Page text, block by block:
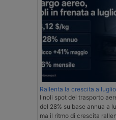
Rallenta la crescita a
I noli spot del trasporto
del 28% su base annua a
ma il ritmo di crescita